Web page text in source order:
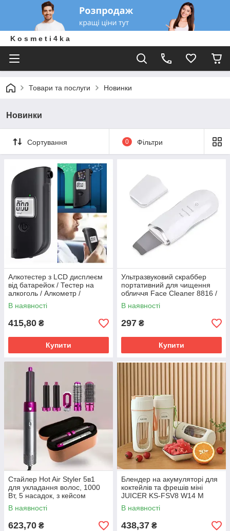
K o s m e t i 4 k a
Товари та послуги Новинки
Новинки
Сортування 0 Фільтри
Алкотестер з LCD дисплеєм
від батарейок / Тестер на
алкоголь / Алкометр /
Алкотестер портативний
В наявності
415,80 ₴
Купити
Ультразвуковий скраббер
портативний для чищення
обличчя Face Cleaner 8816 /
Очищувач порів / Скрабер
ліфтинг
В наявності
297 ₴
Купити
Стайлер Hot Air Styler 5в1
для укладання волос, 1000
Вт, 5 насадок, з кейсом
В наявності
623,70 ₴
Блендер на акумуляторі для
коктейлів та фрешів міні
JUICER KS-FSV8 W14 M
В наявності
438,37 ₴